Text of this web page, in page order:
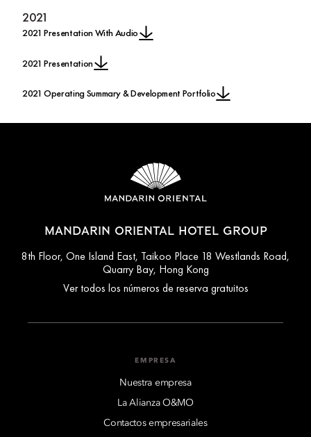
2021
2021 Presentation With Audio
2021 Presentation
2021 Operating Summary & Development Portfolio
MANDARIN ORIENTAL HOTEL GROUP
8th Floor, One Island East, Taikoo Place 18 Westlands Road,
Quarry Bay, Hong Kong
Ver todos los números de reserva gratuitos
EMPRESA
Nuestra empresa
La Alianza O&MO
Contactos empresariales